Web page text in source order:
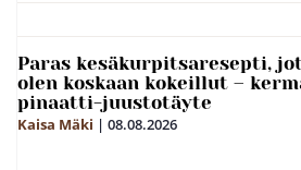
Paras kesäkurpitsaresepti,
olen koskaan kokeillut –
pinaatti-juustotäyte
Kaisa Mäki | 08.08.2026